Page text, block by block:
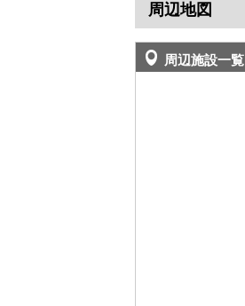
周辺地図
周辺施設一覧